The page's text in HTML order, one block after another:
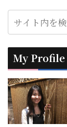
My Profile